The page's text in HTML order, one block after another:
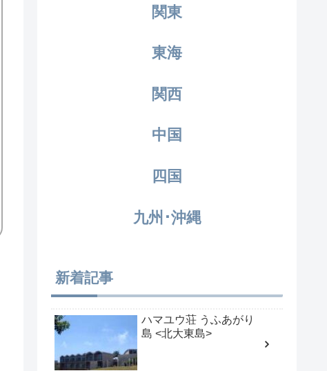
関東
東海
関西
中国
四国
九州･沖縄
新着記事
ハマユウ荘 うふあがり
島 <北大東島>